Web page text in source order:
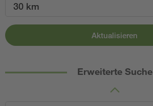
30 km
Aktualisieren
Erweiterte Suche